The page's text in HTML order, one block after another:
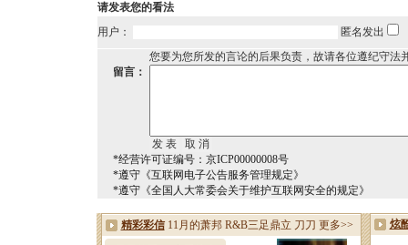
请发表您的看法
用户：
匿名发出
您要为您所发的言论的后果负责，故请各位遵纪守法
留言：
*经营许可证编号：京ICP00000008号
*遵守《互联网电子公告服务管理规定》
*遵守《全国人大常委会关于维护互联网安全的规定》